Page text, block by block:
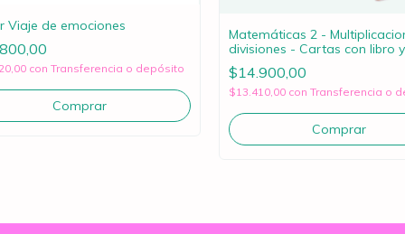
Viaje de emociones
con Transferencia o depósito
Matemáticas 2 -
divisiones - Cartas con libro y
marcador
$14.900,00
$13.410,00 con Transferencia o